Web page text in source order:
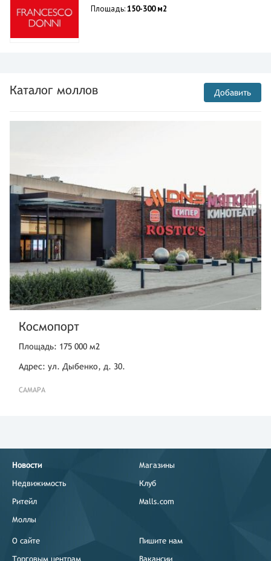
Площадь:150-300 м2
Каталог моллов Добавить
Космопорт
Площадь: 175 000 м2
Адрес: ул. Дыбенко, д. 30.
САМАРА
Новости
Недвижимость
Ритейл
Моллы
Магазины
Клуб
Malls.com
О сайте
Торговым центрам
Пишите нам
Вакансии